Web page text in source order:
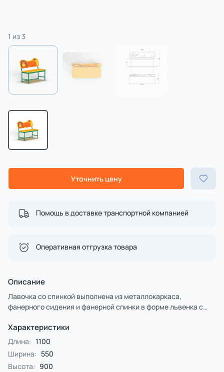
1 из 3
Уточнить цену
Помощь в доставке транспортной компанией
Оперативная отгрузка товара
Описание
Лавочка со спинкой выполнена из металлокаркаса,
фанерного сидения и фанерной спинки в форме львенка с
Характеристики
Длина: 1100
Ширина: 550
Высота: 900